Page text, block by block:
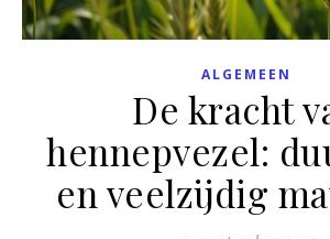
ALGEMEEN
De kracht
hennepvezel:
en veelzijdig